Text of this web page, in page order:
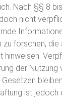
Nach §§ 8
nicht
forschen, die
hinweisen.
der
ist jedoch